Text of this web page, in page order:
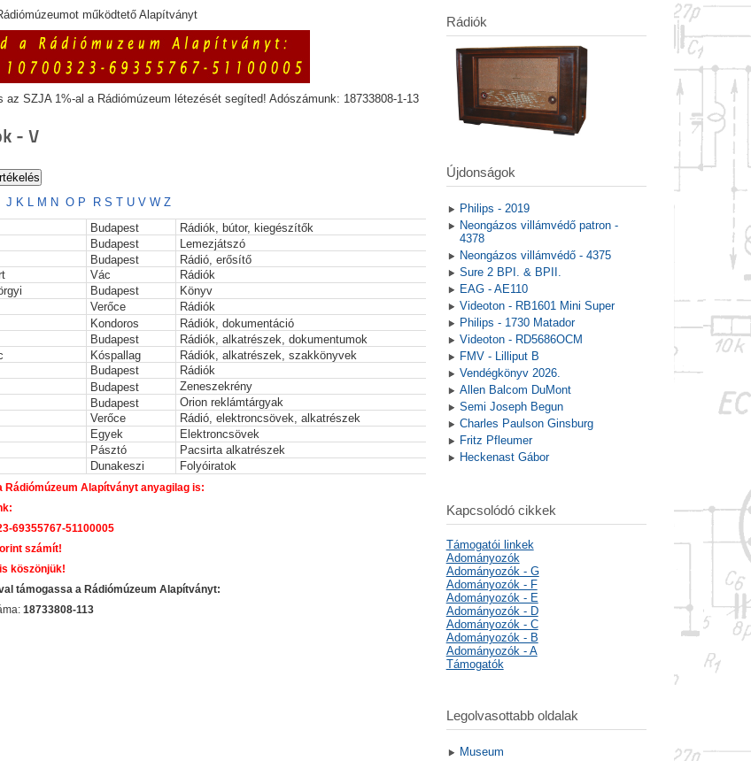
működtető Alapítványt
az SZJA 1%-al a Rádiómúzeum létezését segíted! Adószámunk: 18733808-1-13
- V
J K L M NO P R S T U V W Z
Budapest
Rádiók, bútor, kiegészítők
Budapest
Lemezjátszó
Budapest
Rádió, erősítő
Vác
Rádiók
Budapest
Könyv
Verőce
Rádiók
Kondoros
Rádiók, dokumentáció
Budapest
Rádiók, alkatrészek, dokumentumok
Kóspallag
Rádiók, alkatrészek, szakkönyvek
Budapest
Rádiók
Budapest
Zeneszekrény
Budapest
Orion reklámtárgyak
Verőce
Rádió, elektroncsövek, alkatrészek
Egyek
Elektroncsövek
Pásztó
Pacsirta alkatrészek
Dunakeszi Folyóiratok
Rádiómúzeum Alapítványt anyagilag is:
69355767-51100005
számít!
köszönjük!
támogassa a Rádiómúzeum Alapítványt:
18733808-113
Rádiók
Újdonságok
Philips - 2019
Neongázos villámvédő patron -
4378
Neongázos villámvédő - 4375
Sure 2 BPI. & BPII.
EAG - AE110
Videoton - RB1601 Mini Super
Philips - 1730 Matador
Videoton - RD5686OCM
FMV - Lilliput B
Vendégkönyv 2026.
Allen Balcom DuMont
Semi Joseph Begun
Charles Paulson Ginsburg
Fritz Pfleumer
Heckenast Gábor
Kapcsolódó cikkek
Támogatói linkek
Adományozók
Adományozók - G
Adományozók - F
Adományozók - E
Adományozók - D
Adományozók - C
Adományozók - B
Adományozók - A
Támogatók
Legolvasottabb oldalak
Museum